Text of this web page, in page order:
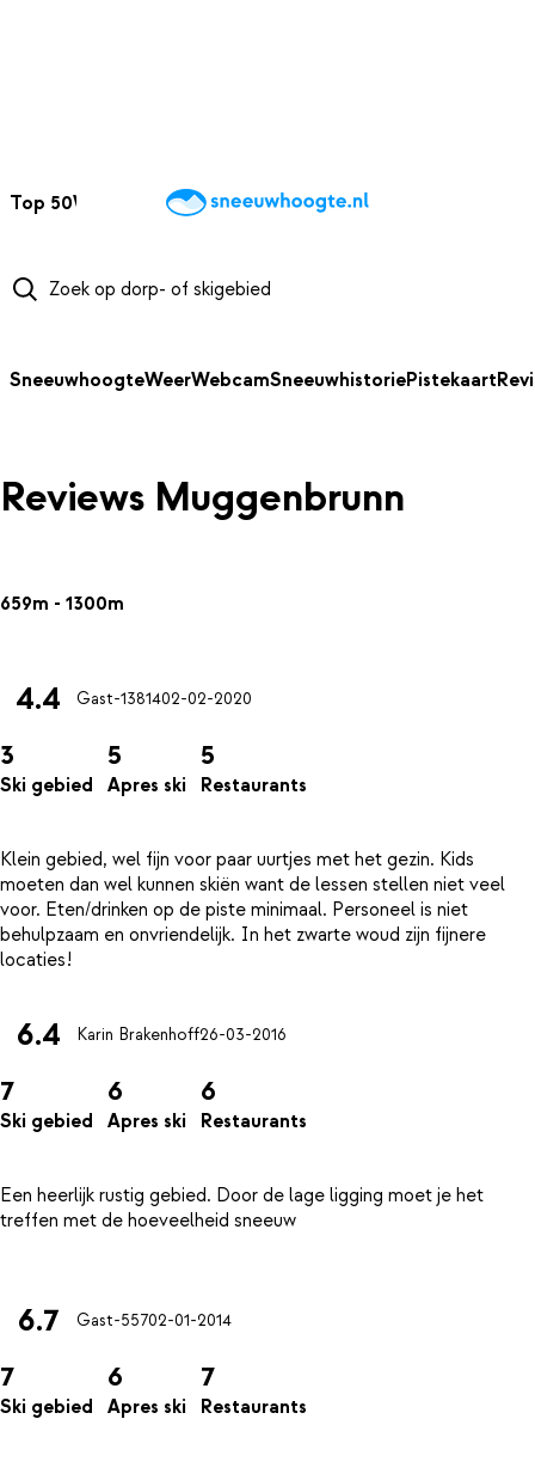
Top 50Webcams WintersportweerKaarten
SneeuwhoogteWeerWebcamSneeuwhistoriePistekaart
Reviews Muggenbrunn
659m - 1300m
4.4 Gast-1381402-02-2020
3
Ski gebied
5
Apres ski
5
Restaurants
Klein gebied, wel fijn voor paar uurtjes met het gezin. Kids
moeten dan wel kunnen skiën want de lessen stellen niet veel
voor. Eten/drinken op de piste minimaal. Personeel is niet
behulpzaam en onvriendelijk. In het zwarte woud zijn fijnere
6.4 Karin Brakenhoff26-03-2016
7
Ski gebied
6
Apres ski
6
Restaurants
Een heerlijk rustig gebied. Door de lage ligging moet je het
treffen met de hoeveelheid sneeuw
6.7 Gast-55702-01-2014
7
Ski gebied
6
Apres ski
7
Restaurants